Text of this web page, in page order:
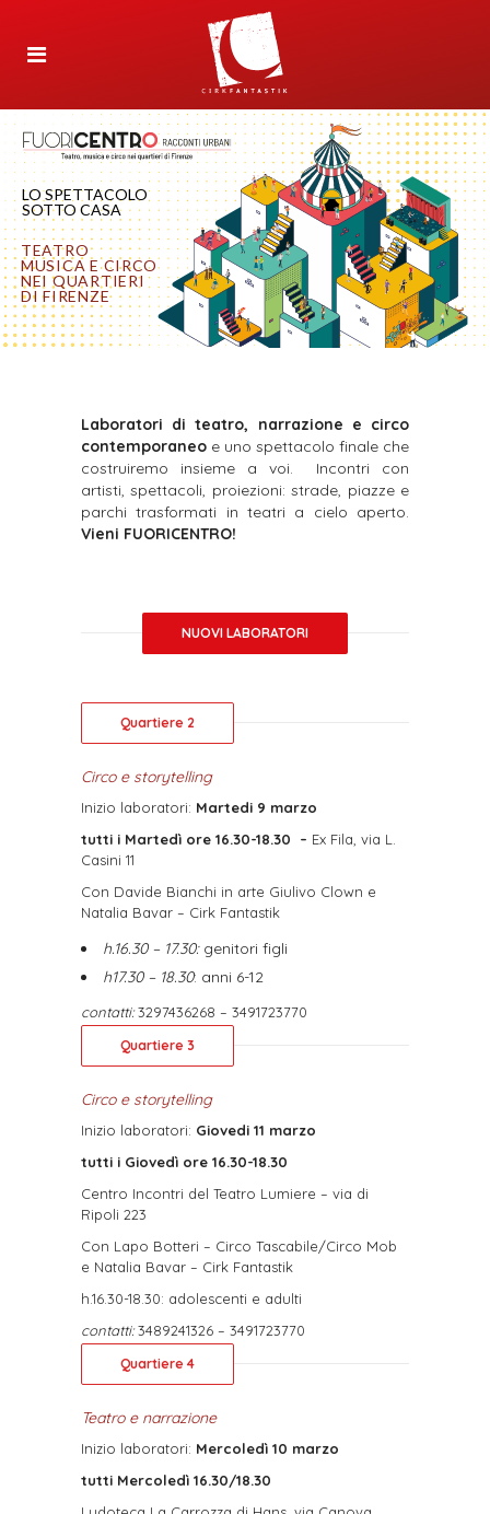
LO SPETTACOLO
SOTTO CASA
TEATRO
MUSICA E CIRCO
NEI QUARTIERI
DI FIRENZE
Laboratori di teatro, narrazione e circo
contemporaneo e uno spettacolo finale che
costruiremo insieme a voi.
Incontri con
artisti, spettacoli, proiezioni: strade, piazze e
parchi trasformati in teatri a cielo aperto.
Vieni FUORICENTRO!
NUOVI LABORATORI
Quartiere 2
Circo e storytelling
Inizio laboratori: Martedi 9 marzo
tutti i Martedì ore 16.30-18.30
– Ex Fila, via L.
Casini 11
Con Davide Bianchi in arte Giulivo Clown e
Natalia Bavar – Cirk Fantastik
h.16.30 – 17.30:genitori figli
h17.30 – 18.30: anni 6-12
contatti:3297436268 – 3491723770
Quartiere 3
Circo e storytelling
Inizio laboratori: Giovedi 11 marzo
tutti i Giovedì ore 16.30-18.30
Centro Incontri del Teatro Lumiere – via di
Ripoli 223
Con Lapo Botteri – Circo Tascabile/Circo Mob
e Natalia Bavar – Cirk Fantastik
h.16.30-18.30: adolescenti e adulti
contatti:3489241326 – 3491723770
Quartiere 4
Teatro e narrazione
Inizio laboratori: Mercoledì 10 marzo
tutti Mercoledì 16.30/18.30